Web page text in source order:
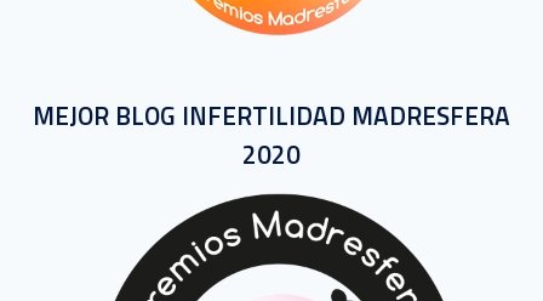
MEJOR BLOG INFERTILIDAD MADRESFERA
2020